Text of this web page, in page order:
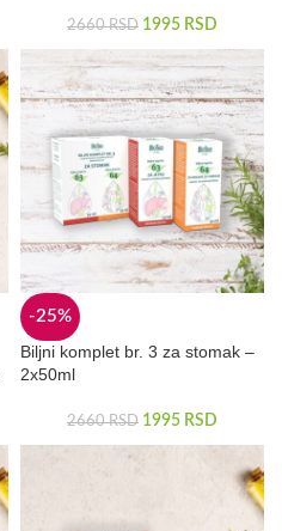
2660RSD 1995 RSD
-25%
Biljni komplet br. 3 za stomak –
2x50ml
2660RSD 1995 RSD